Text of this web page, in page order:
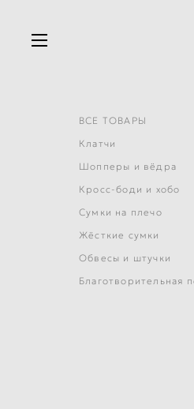
ВСЕ ТОВАРЫ
Клатчи
Шопперы и вёдра
Кросс-боди и хобо
Сумки на плечо
Жёсткие сумки
Обвесы и штучки
Благотворительная